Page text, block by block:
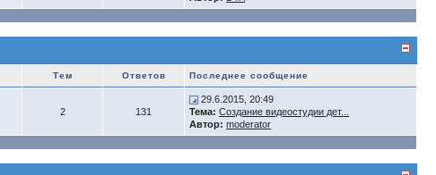
Тем Ответов Последнее сообщение
2 131
29.6.2015, 20:49
Тема: Создание видеостудии дет...
Автор: moderator